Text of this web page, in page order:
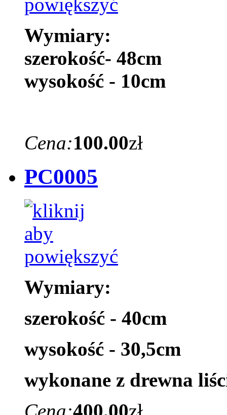
Wymiary:
szerokość- 48cm
wysokość - 10cm
Cena:100.00zł
PC0005
Wymiary:
szerokość - 40cm
wysokość - 30,5cm
wykonane z drewna